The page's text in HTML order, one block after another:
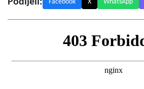
Facebook X WhatsApp